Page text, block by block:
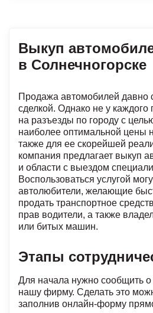
Выкуп
в Солнечногорске
Продажа автомобилей давно
сделкой. Однако не у каждого
на разъезды по городу с
наиболее оптимальной цены
также для ее скорейшей
компания предлагает выкуп
и области с выездом
Воспользоваться услугой
автолюбители, желающие
продать транспортное
прав водители, а также
или битых машин.
Этапы
Для начала нужно сообщить
нашу фирму. Сделать это
заполнив онлайн-форму